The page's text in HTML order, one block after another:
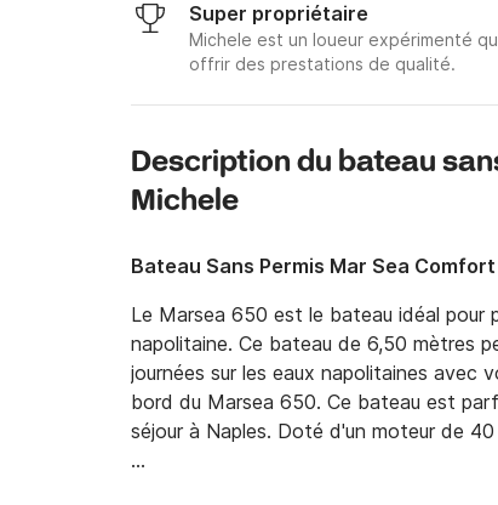
Super propriétaire
Michele est un loueur expérimenté
offrir des prestations de qualité.
Description du bateau
Michele
Bateau Sans Permis Mar Sea
Le Marsea 650 est le bateau idéal pour
napolitaine. Ce bateau de 6,50 mètres
journées sur les eaux napolitaines
bord du Marsea 650. Ce bateau est
séjour à Naples. Doté d'un moteur de